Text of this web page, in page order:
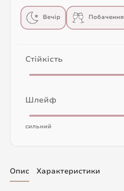
Вечір Побачення
Стійкість
Шлейф
сильний
Опис Характеристики